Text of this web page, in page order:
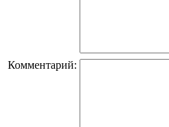
Комментарий: